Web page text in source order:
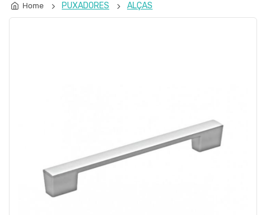
Home PUXADORES ALÇAS